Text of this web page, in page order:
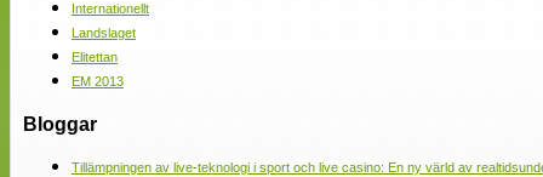
Internationellt
Landslaget
Elitettan
EM 2013
Bloggar
Tillämpningen av live-teknologi i sport och live casino: En ny värld av